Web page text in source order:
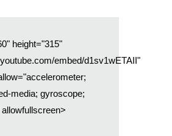
height="315"
embed/d1sv1wETAII"
media; gyroscope;